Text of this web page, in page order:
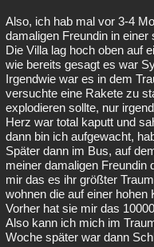
Also, ich hab mal vor 3-4
damaligen Freundin in
Die Villa lag hoch oben auf
wie bereits gesagt es war
Irgendwie war es in dem
versuchte eine Rakete zu
explodieren sollte, nur
Herz war total kaputt und
dann bin ich aufgewacht,
Später dann im Bus, auf
meiner damaligen Freundin
mir das es ihr größter
wohnen die auf einer hohen
Vorher hat sie mir das
Also kann ich mich im
Woche später war dann